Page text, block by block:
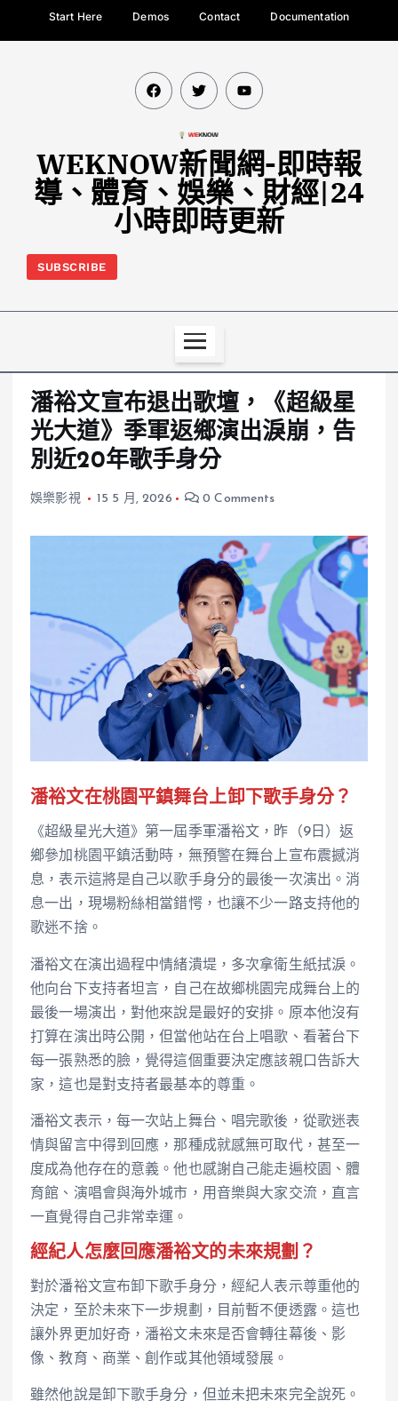
Start Here Demos Contact Documentation
WEKNOW新聞網-即時報
導、體育、娛樂、財經|24
小時即時更新
SUBSCRIBE
潘裕文宣布退出歌壇，《超級星
光大道》季軍返鄉演出淚崩，告
別近20年歌手身分
娛樂影視 15 5 月, 2026 0 Comments
潘裕文在桃園平鎮舞台上卸下歌手身分？
《超級星光大道》第一屆季軍潘裕文，昨（9日）返
鄉參加桃園平鎮活動時，無預警在舞台上宣布震撼消
息，表示這將是自己以歌手身分的最後一次演出。消
息一出，現場粉絲相當錯愕，也讓不少一路支持他的
歌迷不捨。
潘裕文在演出過程中情緒潰堤，多次拿衛生紙拭淚。
他向台下支持者坦言，自己在故鄉桃園完成舞台上的
最後一場演出，對他來說是最好的安排。原本他沒有
打算在演出時公開，但當他站在台上唱歌、看著台下
每一張熟悉的臉，覺得這個重要決定應該親口告訴大
家，這也是對支持者最基本的尊重。
潘裕文表示，每一次站上舞台、唱完歌後，從歌迷表
情與留言中得到回應，那種成就感無可取代，甚至一
度成為他存在的意義。他也感謝自己能走遍校園、體
育館、演唱會與海外城市，用音樂與大家交流，直言
一直覺得自己非常幸運。
經紀人怎麼回應潘裕文的未來規劃？
對於潘裕文宣布卸下歌手身分，經紀人表示尊重他的
決定，至於未來下一步規劃，目前暫不便透露。這也
讓外界更加好奇，潘裕文未來是否會轉往幕後、影
像、教育、商業、創作或其他領域發展。
雖然他說是卸下歌手身分，但並未把未來完全說死。